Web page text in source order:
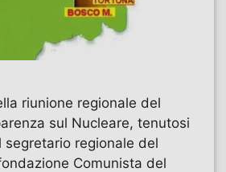
riunione regionale del
sul Nucleare, tenutosi
segretario regionale del
Comunista del